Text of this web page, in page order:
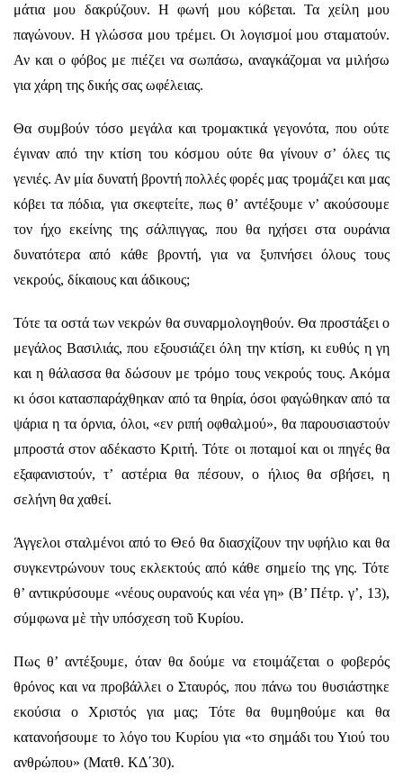
μάτια μου δακρύζουν. Η φωνή μου κόβεται. Τα χείλη μου
παγώνουν. Η γλώσσα μου τρέμει. Οι λογισμοί μου σταματούν.
Αν και ο φόβος με πιέζει να σωπάσω, αναγκάζομαι να μιλήσω
για χάρη της δικής σας ωφέλειας.
Θα συμβούν τόσο μεγάλα και τρομακτικά γεγονότα, που ούτε
έγιναν από την κτίση του κόσμου ούτε θα γίνουν σ’ όλες τις
γενιές. Αν μία δυνατή βροντή πολλές φορές μας τρομάζει και μας
κόβει τα πόδια, για σκεφτείτε, πως θ’ αντέξουμε ν’ ακούσουμε
τον ήχο εκείνης της σάλπιγγας, που θα ηχήσει στα ουράνια
δυνατότερα από κάθε βροντή, για να ξυπνήσει όλους τους
νεκρούς, δίκαιους και άδικους;
Τότε τα οστά των νεκρών θα συναρμολογηθούν. Θα προστάξει ο
μεγάλος Βασιλιάς, που εξουσιάζει όλη την κτίση, κι ευθύς η γη
και η θάλασσα θα δώσουν με τρόμο τους νεκρούς τους. Ακόμα
κι όσοι κατασπαράχθηκαν από τα θηρία, όσοι φαγώθηκαν από τα
ψάρια η τα όρνια, όλοι, «εν ριπή οφθαλμού», θα παρουσιαστούν
μπροστά στον αδέκαστο Κριτή. Τότε οι ποταμοί και οι πηγές θα
εξαφανιστούν, τ’ αστέρια θα πέσουν, ο ήλιος θα σβήσει, η
σελήνη θα χαθεί.
Άγγελοι σταλμένοι από το Θεό θα διασχίζουν την υφήλιο και θα
συγκεντρώνουν τους εκλεκτούς από κάθε σημείο της γης. Τότε
θ’ αντικρύσουμε «νέους ουρανούς και νέα γη» (Β’ Πέτρ. γ’, 13),
σύμφωνα μὲ τὴν υπόσχεση τοῦ Κυρίου.
Πως θ’ αντέξουμε, όταν θα δούμε να ετοιμάζεται ο φοβερός
θρόνος και να προβάλλει ο Σταυρός, που πάνω του θυσιάστηκε
εκούσια ο Χριστός για μας; Τότε θα θυμηθούμε και θα
κατανοήσουμε το λόγο του Κυρίου για «το σημάδι του Υιού του
ανθρώπου» (Ματθ. ΚΔ΄30).